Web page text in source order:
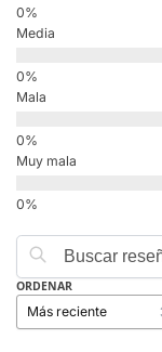
Media
Mala
Muy mala
ORDENAR